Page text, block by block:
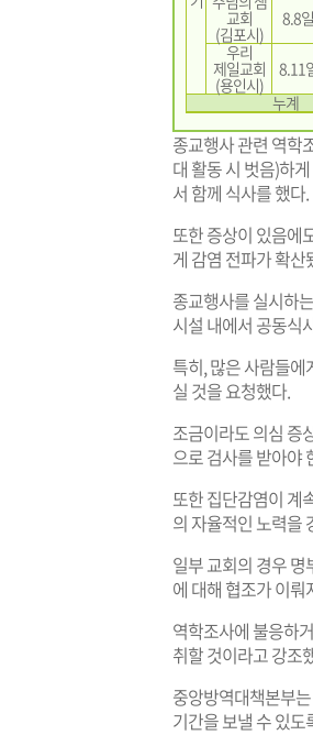
교회
(김포시)
8.8일
우리
제일교회
(용인시)
8.11
누계
종교행사 관련 역학
대 활동 시 벗음)하
서 함께 식사를 했다.
또한 증상이 있음에
게 감염 전파가 확산
종교행사를 실시하
시설 내에서 공동식
특히, 많은 사람들
실 것을 요청했다.
조금이라도 의심 증
으로 검사를 받아야
또한 집단감염이 계
의 자율적인 노력을
일부 교회의 경우
에 대해 협조가 이
역학조사에 불응하
취할 것이라고 강조
중앙방역대책본부
기간을 보낼 수 있